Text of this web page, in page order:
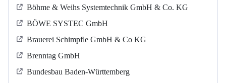
Böhme & Weihs Systemtechnik GmbH & Co. KG
BÖWE SYSTEC GmbH
Brauerei Schimpfle GmbH & Co KG
Brenntag GmbH
Bundesbau Baden-Württemberg